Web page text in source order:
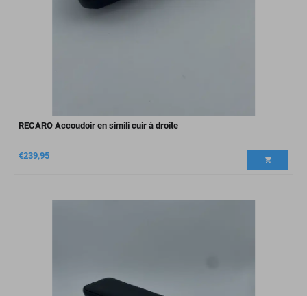
RECARO Accoudoir en simili cuir à droite
€239,95